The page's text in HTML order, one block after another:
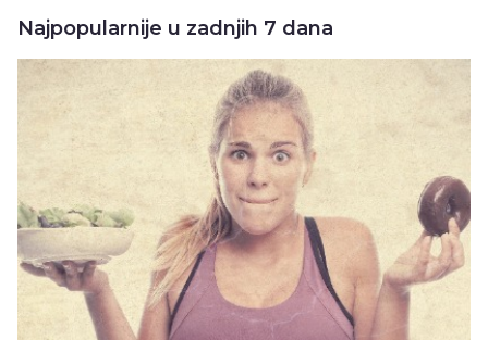
Najpopularnije u zadnjih 7 dana